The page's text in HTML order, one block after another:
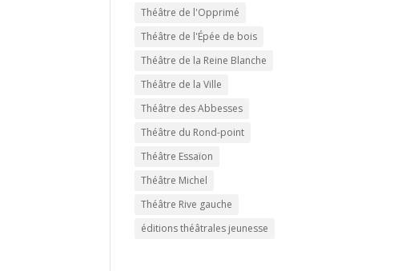
Théâtre de l'Opprimé
Théâtre de l'Épée de bois
Théâtre de la Reine Blanche
Théâtre de la Ville
Théâtre des Abbesses
Théâtre du Rond-point
Théâtre Essaïon
Théâtre Michel
Théâtre Rive gauche
éditions théâtrales jeunesse